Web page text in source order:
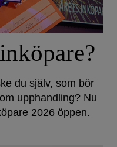
du själv, som bör
upphandling? Nu
2026 öppen.